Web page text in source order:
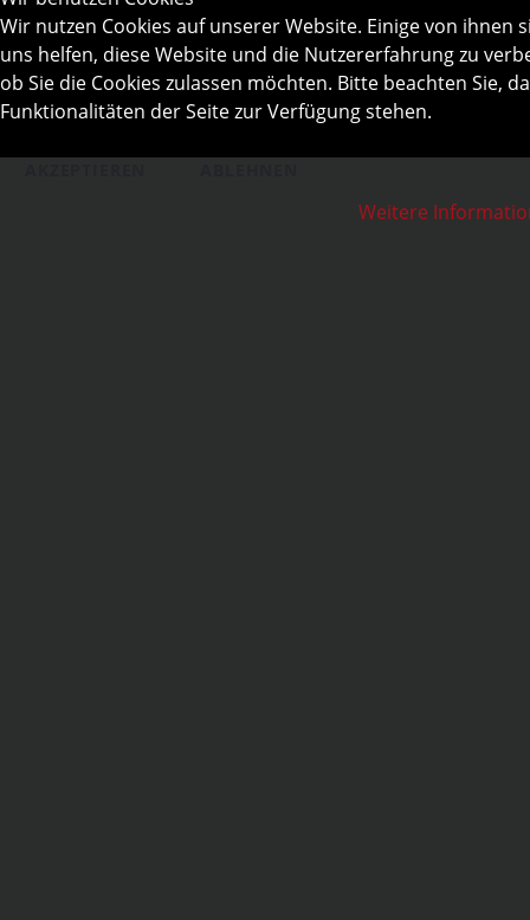
Wir nutzen Cookies auf unserer Website. Einige von
uns helfen, diese Website und die Nutzererfahrung zu
ob Sie die Cookies zulassen möchten. Bitte beachten Sie,
Funktionalitäten der Seite zur Verfügung stehen.
Weitere